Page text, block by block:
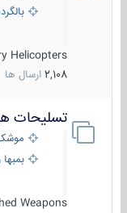
Helicopters
2,108 ارسال ها
تسلیحات
Weapons